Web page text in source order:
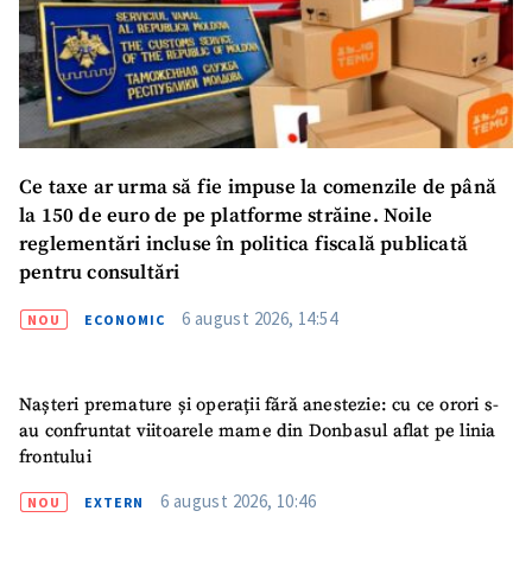
Ce taxe ar urma să fie impuse la comenzile de până
la 150 de euro de pe platforme străine. Noile
reglementări incluse în politica fiscală publicată
pentru consultări
NOU ECONOMIC 6 august 2026, 14:54
Nașteri premature și operații fără anestezie: cu ce orori s-
au confruntat viitoarele mame din Donbasul aflat pe linia
frontului
NOU EXTERN 6 august 2026, 10:46
Titlu știre
+ Adaugă titlu
Fotografie
+ Încarcă imagine